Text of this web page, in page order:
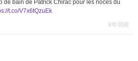
de bain de Patrick Chirac pour les noces du
t.co/V7x6tQzuEk
8年弱前